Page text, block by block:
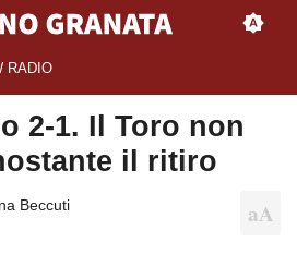
RADIO
2-1. Il Toro non
il ritiro
Beccuti